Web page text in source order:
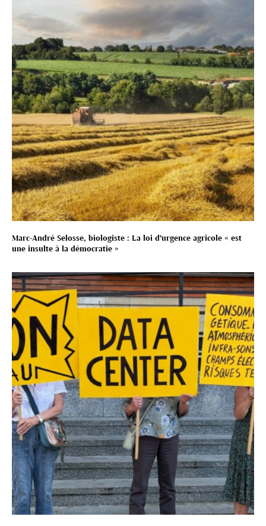
Marc-André Selosse, biologiste : La loi d’urgence agricole « est
une insulte à la démocratie »